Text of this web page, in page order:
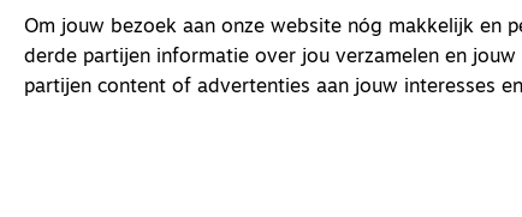
Om jouw bezoek aan onze website nóg makkelijk en
derde partijen informatie over jou verzamelen en
partijen content of advertenties aan jouw interesses